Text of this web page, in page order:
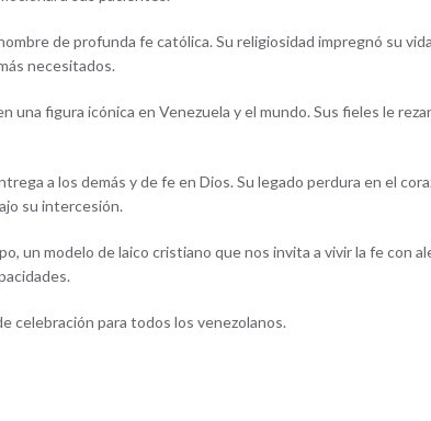
de profunda fe católica. Su religiosidad impregnó su
necesitados.
figura icónica en Venezuela y el mundo. Sus fieles le
a los demás y de fe en Dios. Su legado perdura en el
su intercesión.
un modelo de laico cristiano que nos invita a vivir la fe con
celebración para todos los venezolanos.